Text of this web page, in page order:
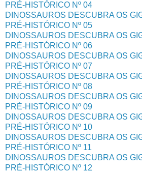
PRÉ-HISTÓRICO Nº 04
DINOSSAUROS DESCUBRA OS
PRÉ-HISTÓRICO Nº 05
DINOSSAUROS DESCUBRA OS
PRÉ-HISTÓRICO Nº 06
DINOSSAUROS DESCUBRA OS
PRÉ-HISTÓRICO Nº 07
DINOSSAUROS DESCUBRA OS
PRÉ-HISTÓRICO Nº 08
DINOSSAUROS DESCUBRA OS
PRÉ-HISTÓRICO Nº 09
DINOSSAUROS DESCUBRA OS
PRÉ-HISTÓRICO Nº 10
DINOSSAUROS DESCUBRA OS
PRÉ-HISTÓRICO Nº 11
DINOSSAUROS DESCUBRA OS
PRÉ-HISTÓRICO Nº 12